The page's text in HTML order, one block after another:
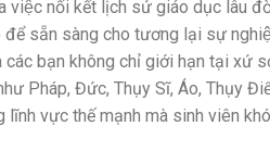
việc nối kết lịch sử giáo dục lâu
sẵn sàng cho tương lại sự
bạn không chỉ giới hạn tại xứ
Pháp, Đức, Thụy Sĩ, Áo, Thụy
lĩnh vực thế mạnh mà sinh viên